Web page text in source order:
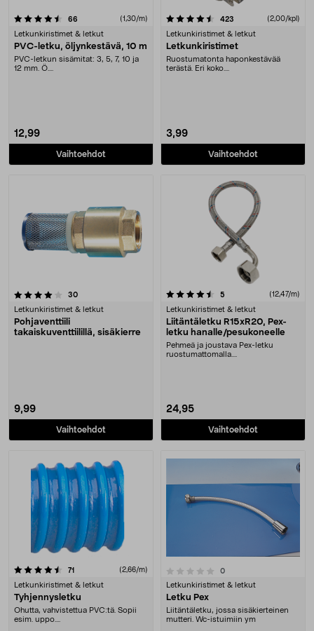
66 (1,30/m)
Letkunkiristimet & letkut
PVC-letku, öljynkestävä, 10 m
PVC-letkun sisämitat: 3, 5, 7, 10 ja
12 mm. Ö....
12,99
Vaihtoehdot
4.5 viidestä tähdestä 423 (2,00/kpl)
Letkunkiristimet & letkut
Letkunkiristimet
Ruostumatonta haponkestävää
terästä. Eri koko....
3,99
Vaihtoehdot
30arvostelut
Letkunkiristimet & letkut
Pohjaventtiili
takaiskuventtiilillä, sisäkierre
9,99
Vaihtoehdot
4.5 viidestä tähdestä 5 (12,47/m)
Letkunkiristimet & letkut
Liitäntäletku R15xR20, Pex-
letku hanalle/pesukoneelle
Pehmeä ja joustava Pex-letku
ruostumattomalla....
24,95
Vaihtoehdot
71 (2,66/m)
Letkunkiristimet & letkut
Tyhjennysletku
Ohutta, vahvistettua PVC:tä. Sopii
esim. uppo....
0.0 viidestä tähdestä 0arvostelut
Letkunkiristimet & letkut
Letku Pex
Liitäntäletku, jossa sisäkierteinen
mutteri. Wc-istuimiin ym